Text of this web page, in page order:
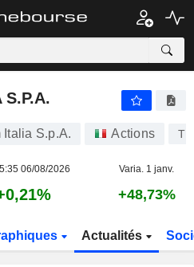
S.P.A.
Italia S.p.A. Actions
06/08/2026 Varia. 1 janv.
+48,73%
Actualités